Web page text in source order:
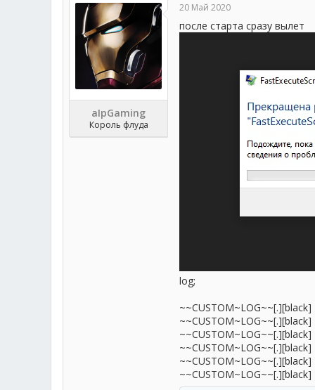
aIpGaming
Король флуда
20 Май 2020
после старта сразу вылет
log;
~~CUSTOM~LOG~~[.][black]
~~CUSTOM~LOG~~[.][black]
~~CUSTOM~LOG~~[.][black]
~~CUSTOM~LOG~~[.][black]
~~CUSTOM~LOG~~[.][black]
~~CUSTOM~LOG~~[.][black]